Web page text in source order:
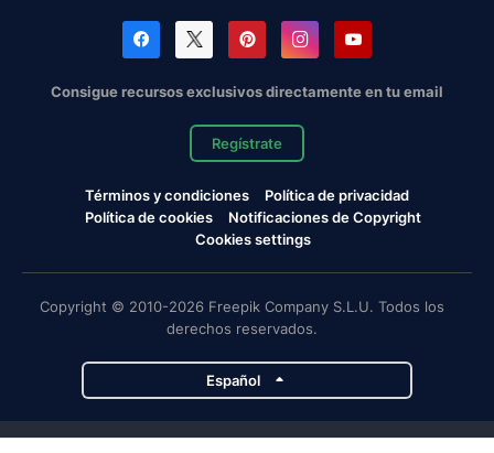
Consigue recursos exclusivos directamente en tu email
Regístrate
Términos y condiciones
Política de privacidad
Política de cookies
Notificaciones de Copyright
Cookies settings
Copyright © 2010-2026 Freepik Company S.L.U. Todos los
derechos reservados.
Español